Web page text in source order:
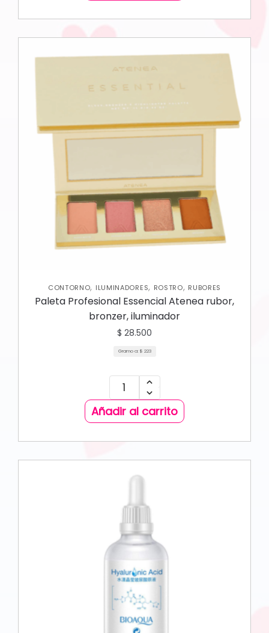
CONTORNO, ILUMINADORES, ROSTRO, RUBORES
Paleta Profesional Essencial Atenea rubor,
bronzer, iluminador
$ 28.500
Gramo a: $ 223
Añadir al carrito